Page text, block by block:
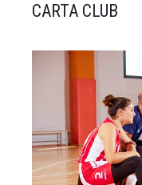
CARTA CLUB